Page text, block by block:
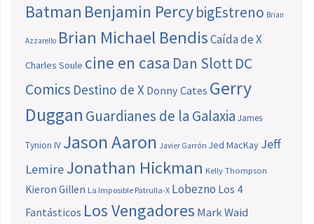
Batman Benjamin PercybigEstreno Brian
Azzarello Brian Michael BendisCaída de X
Charles Soule cine en casa Dan SlottDC
Comics Destino de X Donny Cates Gerry
Duggan Guardianes de la Galaxia James
Tynion IV Jason Aaron Javier Garrón Jed MacKay Jeff
LemireJonathan Hickman Kelly Thompson
Kieron Gillen La Imposible Patrulla-X Lobezno Los 4
Fantásticos Los Vengadores Mark Waid